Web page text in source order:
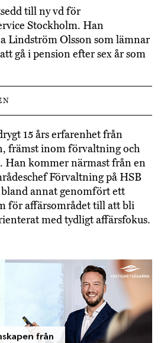
till ny vd för
Stockholm. Han
Lindström Olsson som lämnar
gå i pension efter sex år som
15 års erfarenhet från
främst inom förvaltning och
Han kommer närmast från en
Förvaltning på HSB
annat genomfört ett
för affärsområdet till att bli
med tydligt affärsfokus.